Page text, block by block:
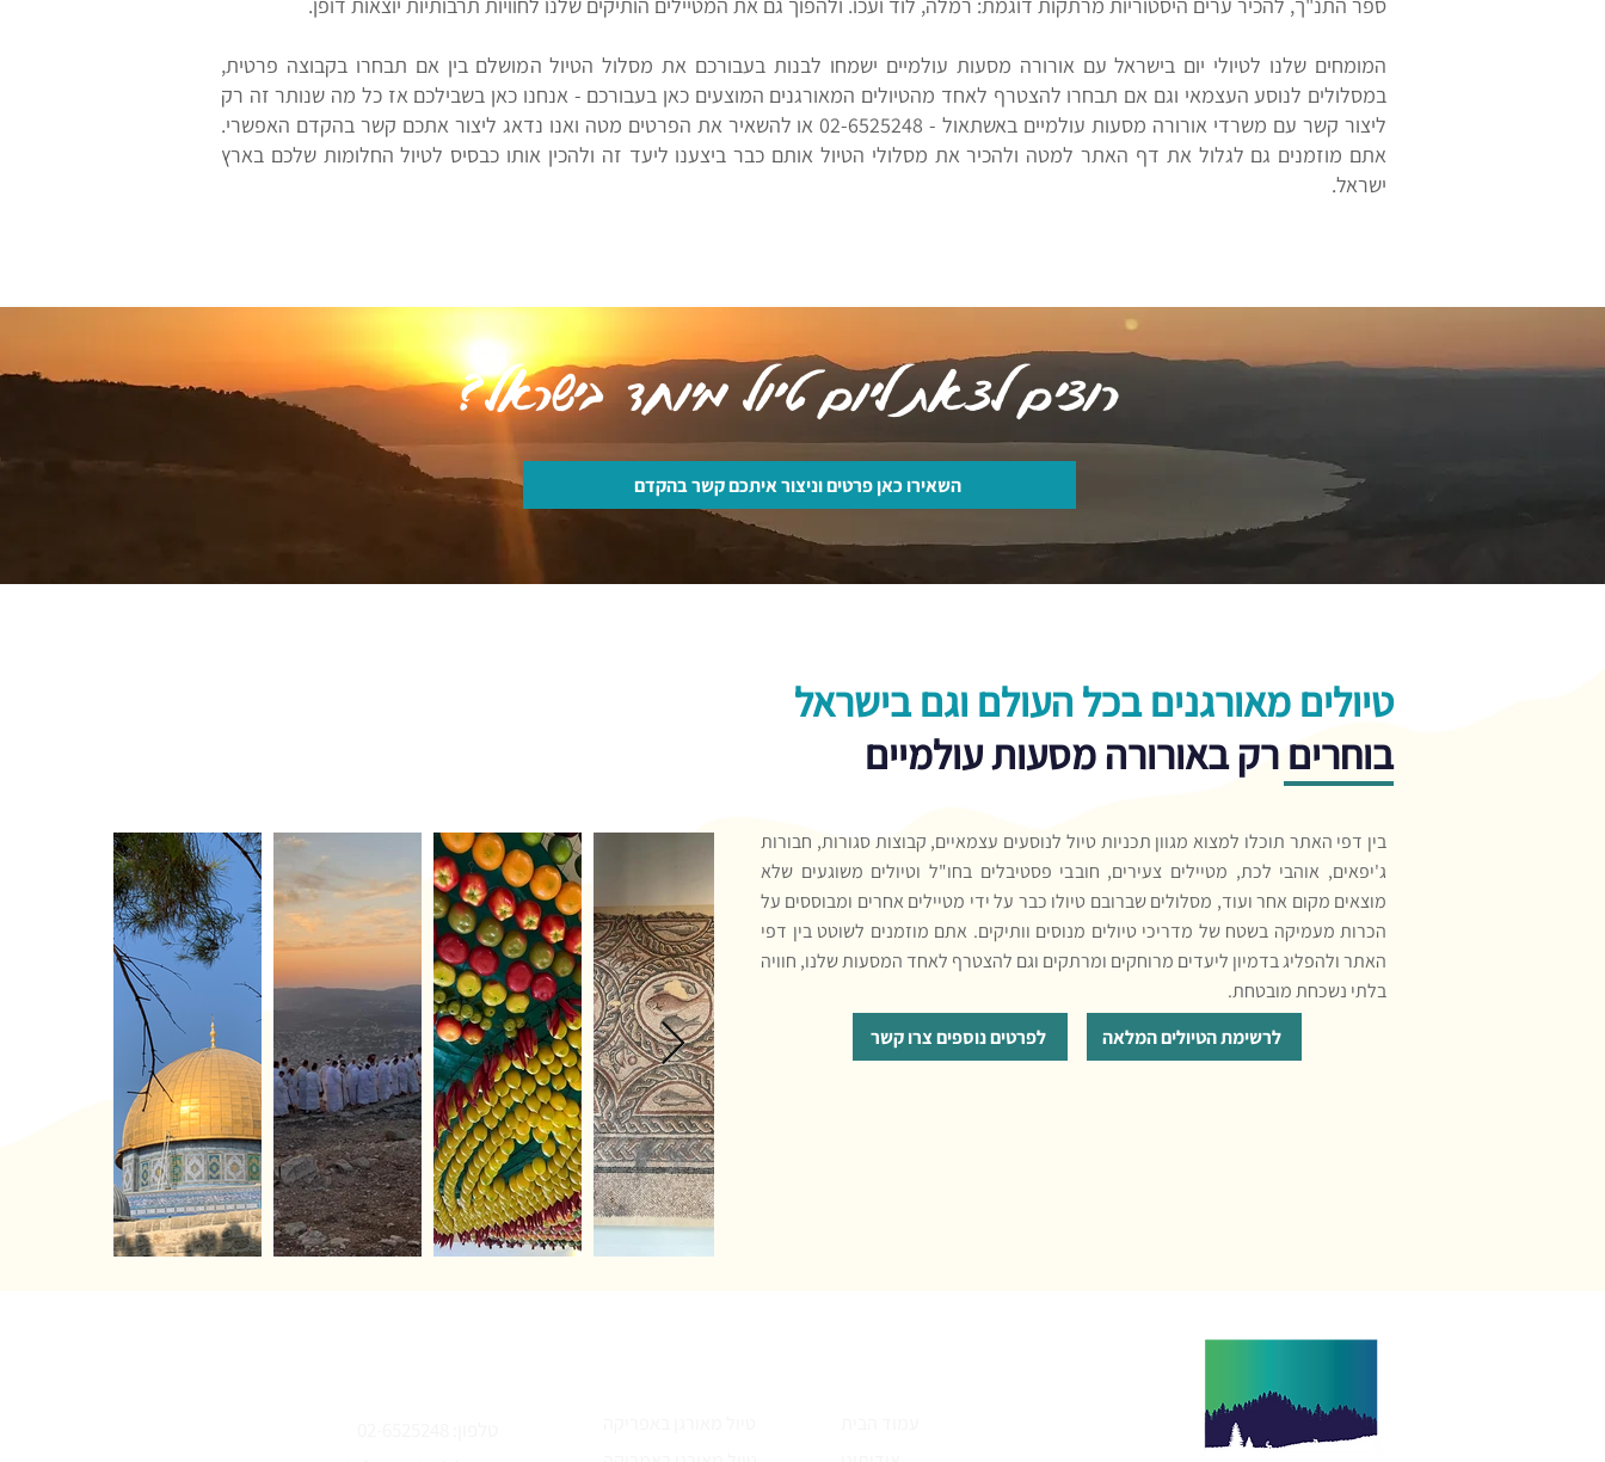
המומחים שלנו לטיולי יום בישראל עם אורורה מסעות עולמיים ישמחו לבנות בעבורכם את מסלול הטיול המושלם בין אם תבחרו בקבוצה פרטית,
במסלולים לנוסע העצמאי וגם אם תבחרו להצטרף לאחד מהטיולים המאורגנים המוצעים כאן בעבורכם - אנחנו כאן בשבילכם אז כל מה שנותר זה רק
ליצור קשר עם משרדי אורורה מסעות עולמיים באשתאול - 02-6525248 או להשאיר את הפרטים מטה ואנו נדאג ליצור אתכם קשר בהקדם האפשרי.
אתם מוזמנים גם לגלול את דף האתר למטה ולהכיר את מסלולי הטיול אותם כבר ביצענו ליעד זה ולהכין אותו כבסיס לטיול החלומות שלכם בארץ
ישראל.
רוצים לצאת ליום טיול מיוחד בישראל?
השאירו כאן פרטים וניצור איתכם קשר בהקדם
טיולים מאורגנים בכל העולם וגם בישראל
בוחרים רק באורורה מסעות עולמיים
בין דפי האתר תוכלו למצוא מגוון תכניות טיול לנוסעים עצמאיים, קבוצות סגורות, חבורות
ג'יפאים, אוהבי לכת, מטיילים צעירים, חובבי פסטיבלים בחו"ל וטיולים משוגעים שלא
מוצאים מקום אחר ועוד, מסלולים שברובם טיולו כבר על ידי מטיילים אחרים ומבוססים על
הכרות מעמיקה בשטח של מדריכי טיולים מנוסים וותיקים. אתם מוזמנים לשוטט בין דפי
האתר ולהפליג בדמיון ליעדים מרוחקים ומרתקים וגם להצטרף לאחד המסעות שלנו, חוויה
בלתי נשכחת מובטחת.
לרשימת הטיולים המלאה
לפרטים נוספים צרו קשר